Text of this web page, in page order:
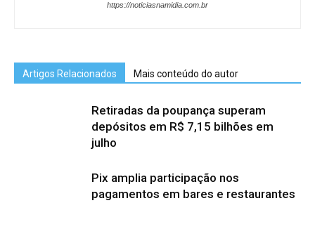
https://noticiasnamidia.com.br
Artigos Relacionados Mais conteúdo do autor
Retiradas da poupança superam
depósitos em R$ 7,15 bilhões em
julho
Pix amplia participação nos
pagamentos em bares e restaurantes